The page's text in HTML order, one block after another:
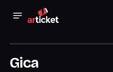
Gica